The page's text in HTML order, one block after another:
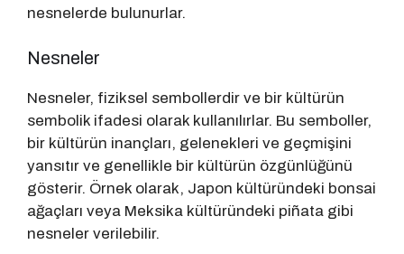
nesnelerde bulunurlar.
Nesneler
Nesneler, fiziksel sembollerdir ve bir kültürün
sembolik ifadesi olarak kullanılırlar. Bu semboller,
bir kültürün inançları, gelenekleri ve geçmişini
yansıtır ve genellikle bir kültürün özgünlüğünü
gösterir. Örnek olarak, Japon kültüründeki bonsai
ağaçları veya Meksika kültüründeki piñata gibi
nesneler verilebilir.